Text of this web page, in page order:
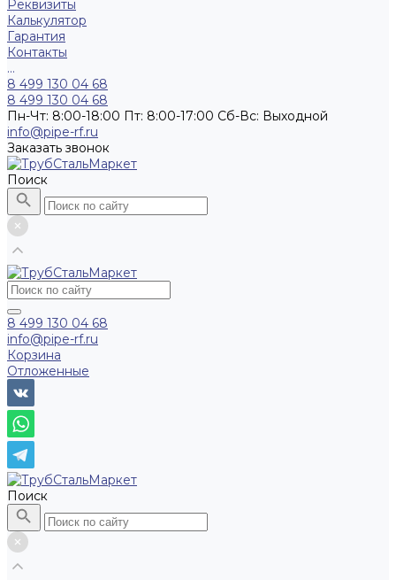
Реквизиты
Калькулятор
Гарантия
Контакты
...
8 499 130 04 68
8 499 130 04 68
Пн-Чт: 8:00-18:00 Пт: 8:00-17:00 Сб-Вс: Выходной
info@pipe-rf.ru
Заказать звонок
Поиск
8 499 130 04 68
info@pipe-rf.ru
Корзина
Отложенные
Поиск